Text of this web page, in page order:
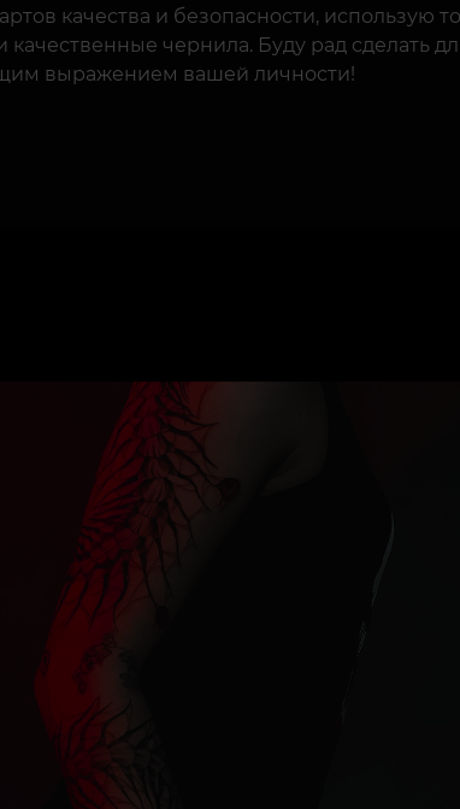
качества и безопасности, использую
чернила. Буду рад сделать
выражением вашей личности!